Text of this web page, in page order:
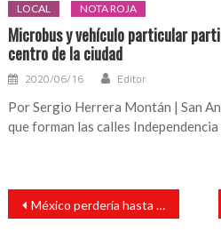
LOCAL NOTA ROJA
Microbus y vehículo particular
centro de la ciudad
2020/06/16 Editor
Por Sergio Herrera Montán | San
que forman las calles
Navegación
entradas
México perdería hasta 137 mdd con venta del avión presidencial: estudio